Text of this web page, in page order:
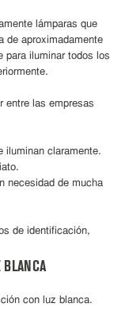
lámparas que
de aproximadamente
para iluminar todos los
entre las empresas
iluminan claramente.
necesidad de mucha
de identificación,
con luz blanca.